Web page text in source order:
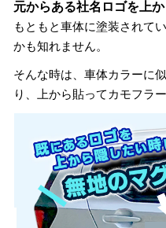
元からある社名ロゴを上
もともと車体に塗装されて
かも知れません。
そんな時は、車体カラーに
り、上から貼ってカモフラー